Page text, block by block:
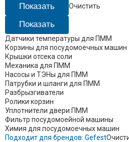
Очистить
Датчики температуры для ПММ
Корзины для посудомоечных машин
Крышки отсека соли
Механика для ПММ
Насосы и ТЭНы для ПММ
Патрубки и шланги для ПММ
Разбрызгиватели
Ролики корзин
Уплотнители двери ПММ
Фильтр посудомоейной машины
Химия для посудомоечных машин
Подходит для брендов: Gefest